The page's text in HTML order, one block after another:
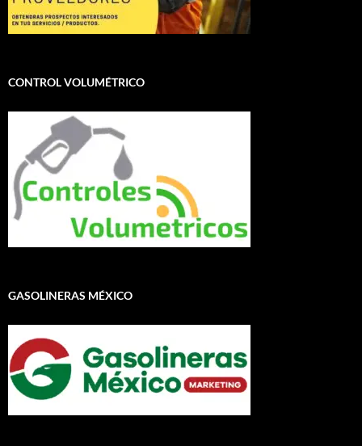
CONTROL VOLUMÉTRICO
GASOLINERAS MÉXICO